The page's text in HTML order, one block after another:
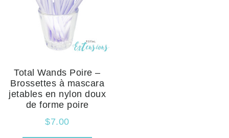
Total Wands Poire –
Brossettes à mascara
jetables en nylon doux
de forme poire
$7.00